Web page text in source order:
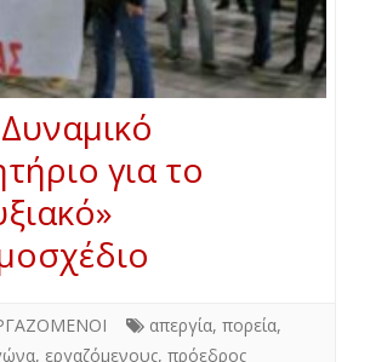
για το
απεργία, πορεία,
, εργαζόμενους, πρόεδρος